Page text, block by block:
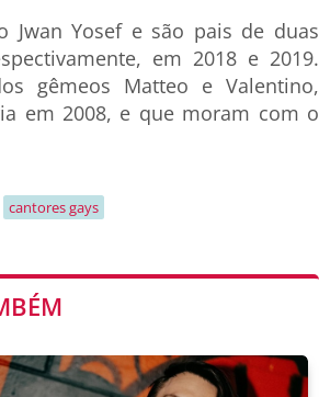
Jwan Yosef e são pais de duas
em 2018 e 2019.
gêmeos Matteo e Valentino,
em 2008, e que moram com o
cantores gays